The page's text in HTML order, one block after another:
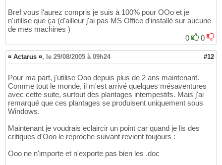
Bref vous l'aurez compris je suis à 100% pour OOo et je
n'utilise que ça (d'ailleur j'ai pas MS Office d'installé sur aucune
de mes machines )
0
0
¤ Actarus ¤, le 29/08/2005 à 09h24 #12
Pour ma part, j'utilise Ooo depuis plus de 2 ans maintenant.
Comme tout le monde, il m'est arrivé quelques mésaventures
avec cette suite, surtout des plantages intempestifs. Mais j'ai
remarqué que ces plantages se produisent uniquement sous
Windows.
Maintenant je voudrais eclaircir un point car quand je lis des
critiques d'Ooo le reproche suivant revient toujours :
Ooo ne n'importe et n'exporte pas bien les .doc